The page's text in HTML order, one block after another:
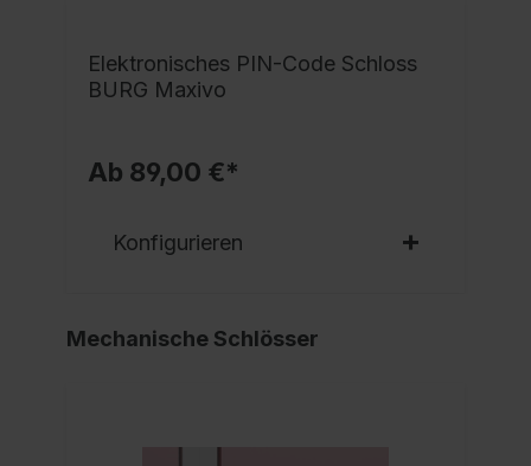
Elektronisches PIN-Code Schloss
BURG Maxivo
Ab 89,00 €*
Konfigurieren
Mechanische Schlösser